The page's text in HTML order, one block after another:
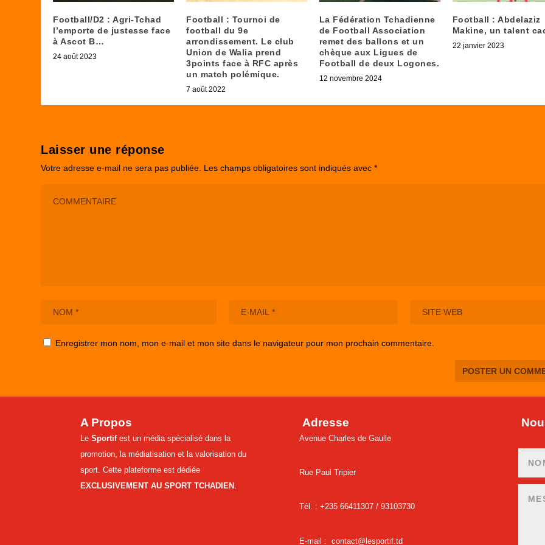
Football/D2 : Agri-Tchad
l’emporte de justesse face
à Ascot B…
24 août 2023
Football : Tournoi de
football du 9e
arrondissement. Le club
Union de Walia prend
3points face à RFC après
un match polémique.
7 août 2022
La Fédération Tchadienne
de Football Association
remet des ballons et un
chèque aux Ligues de
Football de deux Logones.
12 novembre 2024
Football : Abdelaziz
Makine, un talent
22 janvier 2023
Laisser une réponse
Votre adresse e-mail ne sera pas publiée. Les champs obligatoires sont indiqués avec*
Enregistrer mon nom, mon e-mail et mon site dans le navigateur pour mon prochain commentaire.
A Propos
Le Sportifest un média spécialisé dans la
promotion, la médiatisation et la valorisation du
sport. Cette plateforme est dédiée
EXCLUSIVEMENT AU SPORT TCHADIEN
Adresse
Avenue Charles de Gaulle
Rue Paul Tripier
Tél. : +235 66411307 / 93103730
E-mail : contact@lesportif.td